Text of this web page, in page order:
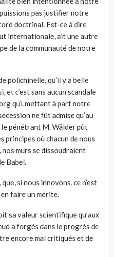
pas justifier notre
doctrinal. Est-ce à dire
internationale, ait une autre
de la communauté de notre
polichinelle, qu’il y a belle
et c’est sans aucun scandale
qui, mettant à part notre
ne fût admise qu’au
pénétrant M. Wälder pût
principes où chacun de nous
murs se dissoudraient
Babel.
si nous innovons, ce n’est
faire un mérite.
sa valeur scientifique qu’aux
a forgés dans le progrès de
encore mal critiqués et de